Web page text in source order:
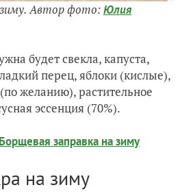
Автор фото:Юлия
будет свекла, капуста,
перец, яблоки (кислые),
желанию), растительное
эссенция (70%).
Борщевая заправка на зиму
на зиму